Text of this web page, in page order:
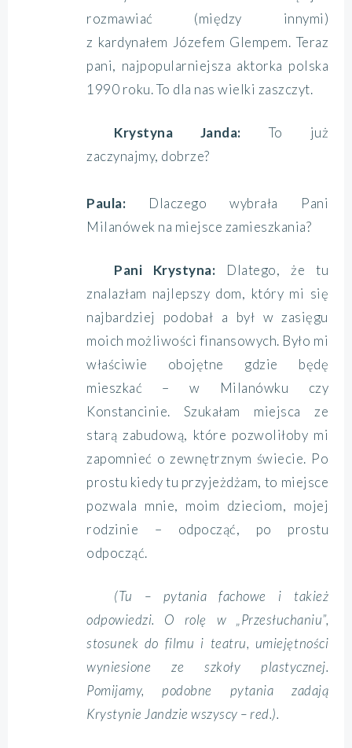
rozmawiać (między innymi)
z kardynałem Józefem Glempem. Teraz
pani, najpopularniejsza aktorka polska
1990 roku. To dla nas wielki zaszczyt.
Krystyna Janda: To już
zaczynajmy, dobrze?
Paula: Dlaczego wybrała Pani
Milanówek na miejsce zamieszkania?
Pani Krystyna: Dlatego, że tu
znalazłam najlepszy dom, który mi się
najbardziej podobał a był w zasięgu
moich możliwości finansowych. Było mi
właściwie obojętne gdzie będę
mieszkać – w Milanówku czy
Konstancinie. Szukałam miejsca ze
starą zabudową, które pozwoliłoby mi
zapomnieć o zewnętrznym świecie. Po
prostu kiedy tu przyjeżdżam, to miejsce
pozwala mnie, moim dzieciom, mojej
rodzinie – odpocząć, po prostu
odpocząć.
(Tu – pytania fachowe i takież
odpowiedzi. O rolę w „Przesłuchaniu”,
stosunek do filmu i teatru, umiejętności
wyniesione ze szkoły plastycznej.
Pomijamy, podobne pytania zadają
Krystynie Jandzie wszyscy – red.).